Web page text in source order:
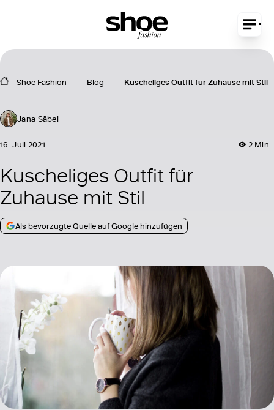
Shoe Fashion Blog Kuscheliges Outfit für Zuhause mit Stil
Jana Säbel
2 Min
16. Juli 2021
Kuscheliges Outfit für
Zuhause mit Stil
Als bevorzugte Quelle auf Google hinzufügen